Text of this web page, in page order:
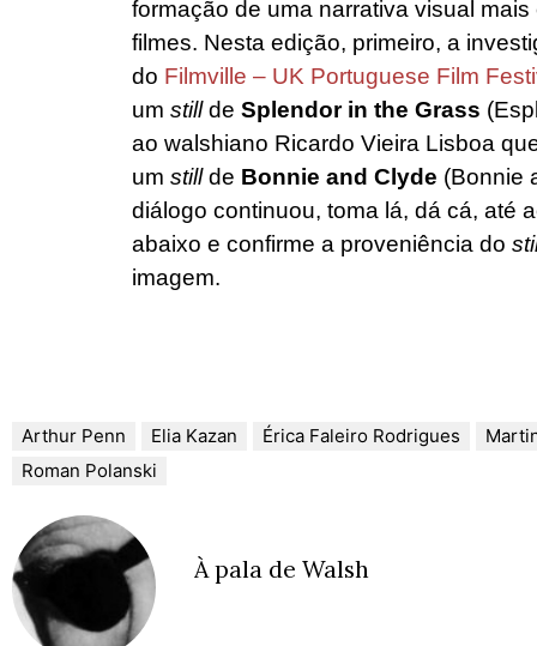
formação de uma narrativa visual
filmes. Nesta edição, primeiro, a
do Filmville – UK Portuguese Film
um stillde Splendor in the Grass
ao walshiano Ricardo Vieira Lisboa
um stillde Bonnie and Clyde (Bonnie
diálogo continuou, toma lá, dá cá, até
abaixo e confirme a proveniência do
imagem.
Arthur Penn Elia Kazan Érica Faleiro Rodrigues
Roman Polanski
À pala de Walsh